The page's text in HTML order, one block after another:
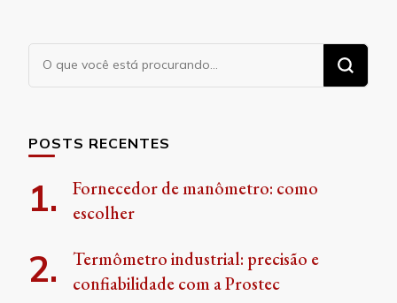
Procurando
algo?
POSTS RECENTES
Fornecedor de manômetro: como
escolher
Termômetro industrial: precisão e
confiabilidade com a Prostec